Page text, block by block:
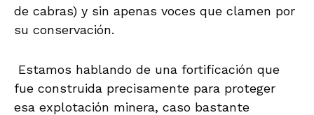
de cabras) y sin apenas voces que clamen por
su conservación.
Estamos hablando de una fortificación que
fue construida precisamente para proteger
esa explotación minera, caso bastante